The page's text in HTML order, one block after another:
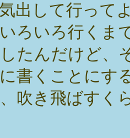
出して行って
ろいろ行くま
たんだけど、
書くことにす
吹き飛ばすく